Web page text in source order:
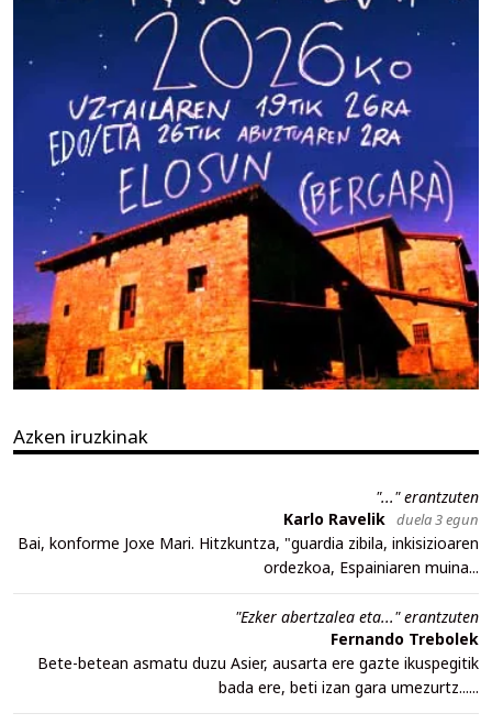
Azken iruzkinak
"..." erantzuten
Karlo Ravelik duela 3 egun
Bai, konforme Joxe Mari. Hitzkuntza, "guardia zibila, inkisizioaren
ordezkoa, Espainiaren muina...
"Ezker abertzalea eta..." erantzuten
Fernando Trebolek
Bete-betean asmatu duzu Asier, ausarta ere gazte ikuspegitik
bada ere, beti izan gara umezurtz......